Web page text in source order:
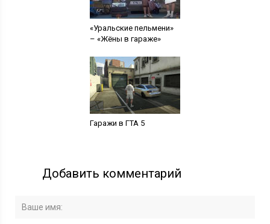
«Уральские пельмени»
– «Жёны в гараже»
Гаражи в ГТА 5
Добавить комментарий